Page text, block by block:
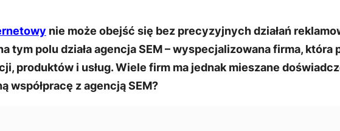
nie może obejść się bez precyzyjnych działań
tym polu działa agencja SEM – wyspecjalizowana firma,
produktów i usług. Wiele firm ma jednak mieszane
współpracę z agencją SEM?